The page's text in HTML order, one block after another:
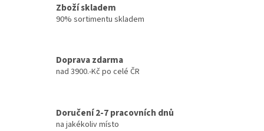
Zboží skladem
90% sortimentu skladem
Doprava zdarma
nad 3900.-Kč po celé ČR
Doručení 2-7 pracovních dnů
na jakékoliv místo